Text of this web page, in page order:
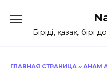
содержаниюБіріңді, қазақ, бірің
ГЛАВНАЯ СТРАНИЦА » АНАМ